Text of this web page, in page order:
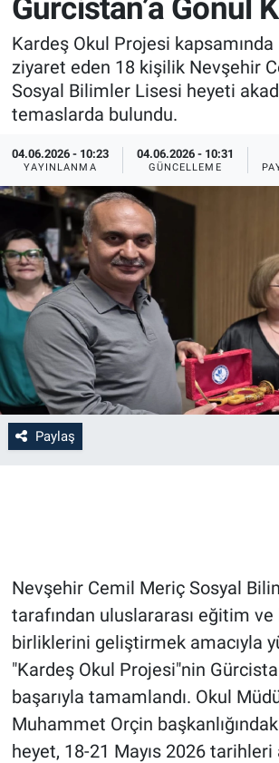
Gürcistan’a Gönül
Kardeş Okul Projesi kapsamında
ziyaret eden 18 kişilik Nevşehir
Sosyal Bilimler Lisesi heyeti
temaslarda bulundu.
04.06.2026 - 10:23
YAYINLANMA
04.06.2026 - 10:31
GÜNCELLEME
Paylaş
Nevşehir Cemil Meriç Sosyal
tarafından uluslararası eğitim
birliklerini geliştirmek amacıyla
"Kardeş Okul Projesi"nin
başarıyla tamamlandı. Okul
Muhammet Orçin
heyet, 18-21 Mayıs 2026 tarihleri
Sağlık
Yerel
Genel
Asayiş
İlan - Duyuru- Mesaj
Türkiye Gündemi
Sizden Gelenler
Yaşam
Sağlık
Eğitim
Kültür
3.Sayfa
Medya
Bilim-Tek
Kayseri
Niğde
Aksaray
Kırşehir
İlan - Duyuru- Mesaj
Türkiye Gündemi
Sizden Gelenler